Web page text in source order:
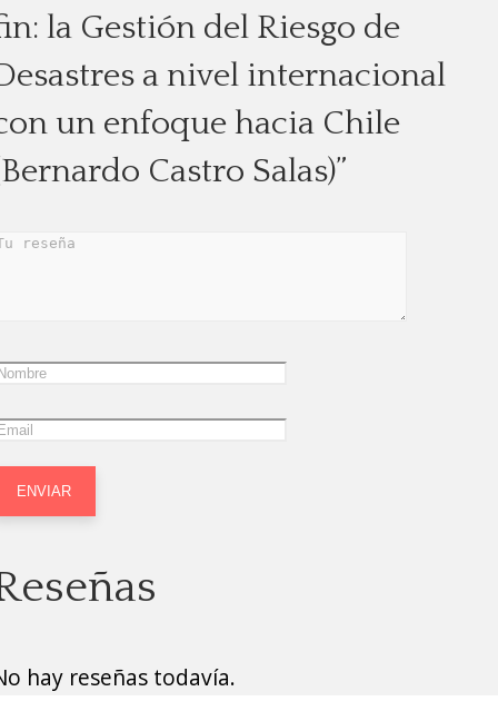
la Gestión del Riesgo de
a nivel internacional
un enfoque hacia Chile
Castro Salas)”
hay reseñas todavía.